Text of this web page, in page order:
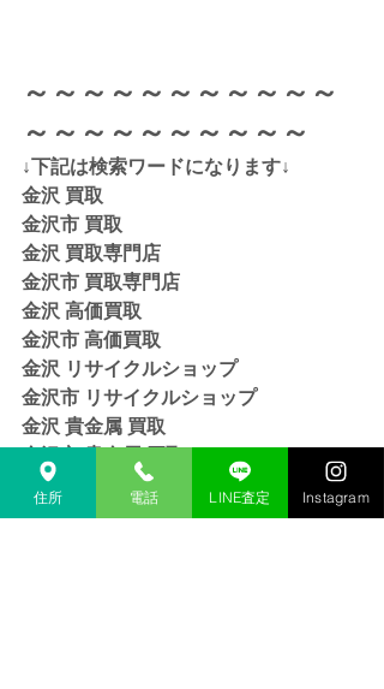
～～～～～～～～～～～
～～～～～～～～～～
↓下記は検索ワードになります↓
金沢 買取
金沢市 買取
金沢 買取専門店
金沢市 買取専門店
金沢 高価買取
金沢市 高価買取
金沢 リサイクルショップ
金沢市 リサイクルショップ
金沢 貴金属 買取
金沢市 貴金属 買取
金沢 金 買取
金沢市 金 買取
住所 電話 LINE査定 Instagram